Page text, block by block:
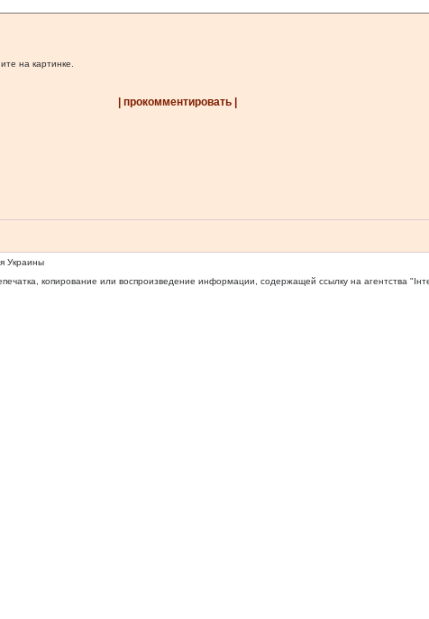
на картинке.
| прокомментировать |
Украины
копирование или воспроизведение информации, содержащей ссылку на агентства